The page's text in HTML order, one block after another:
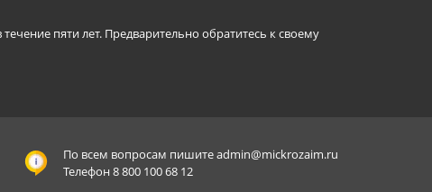
пяти лет. Предварительно обратитесь к своему
По всем вопросам пишитеadmin@mickrozaim.ru
Телефон 8 800 100 68 12